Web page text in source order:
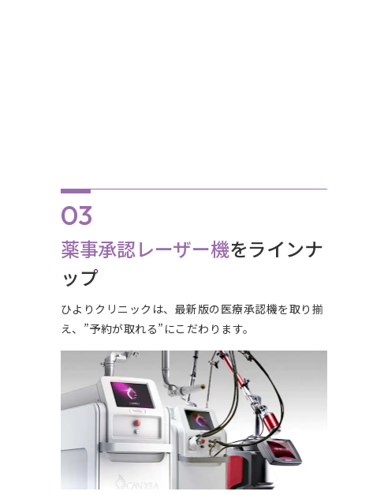
薬事承認レーザー機をラインナ
ップ
ひよりクリニックは、最新版の医療承認機を取り揃
え、”予約が取れる”にこだわります。